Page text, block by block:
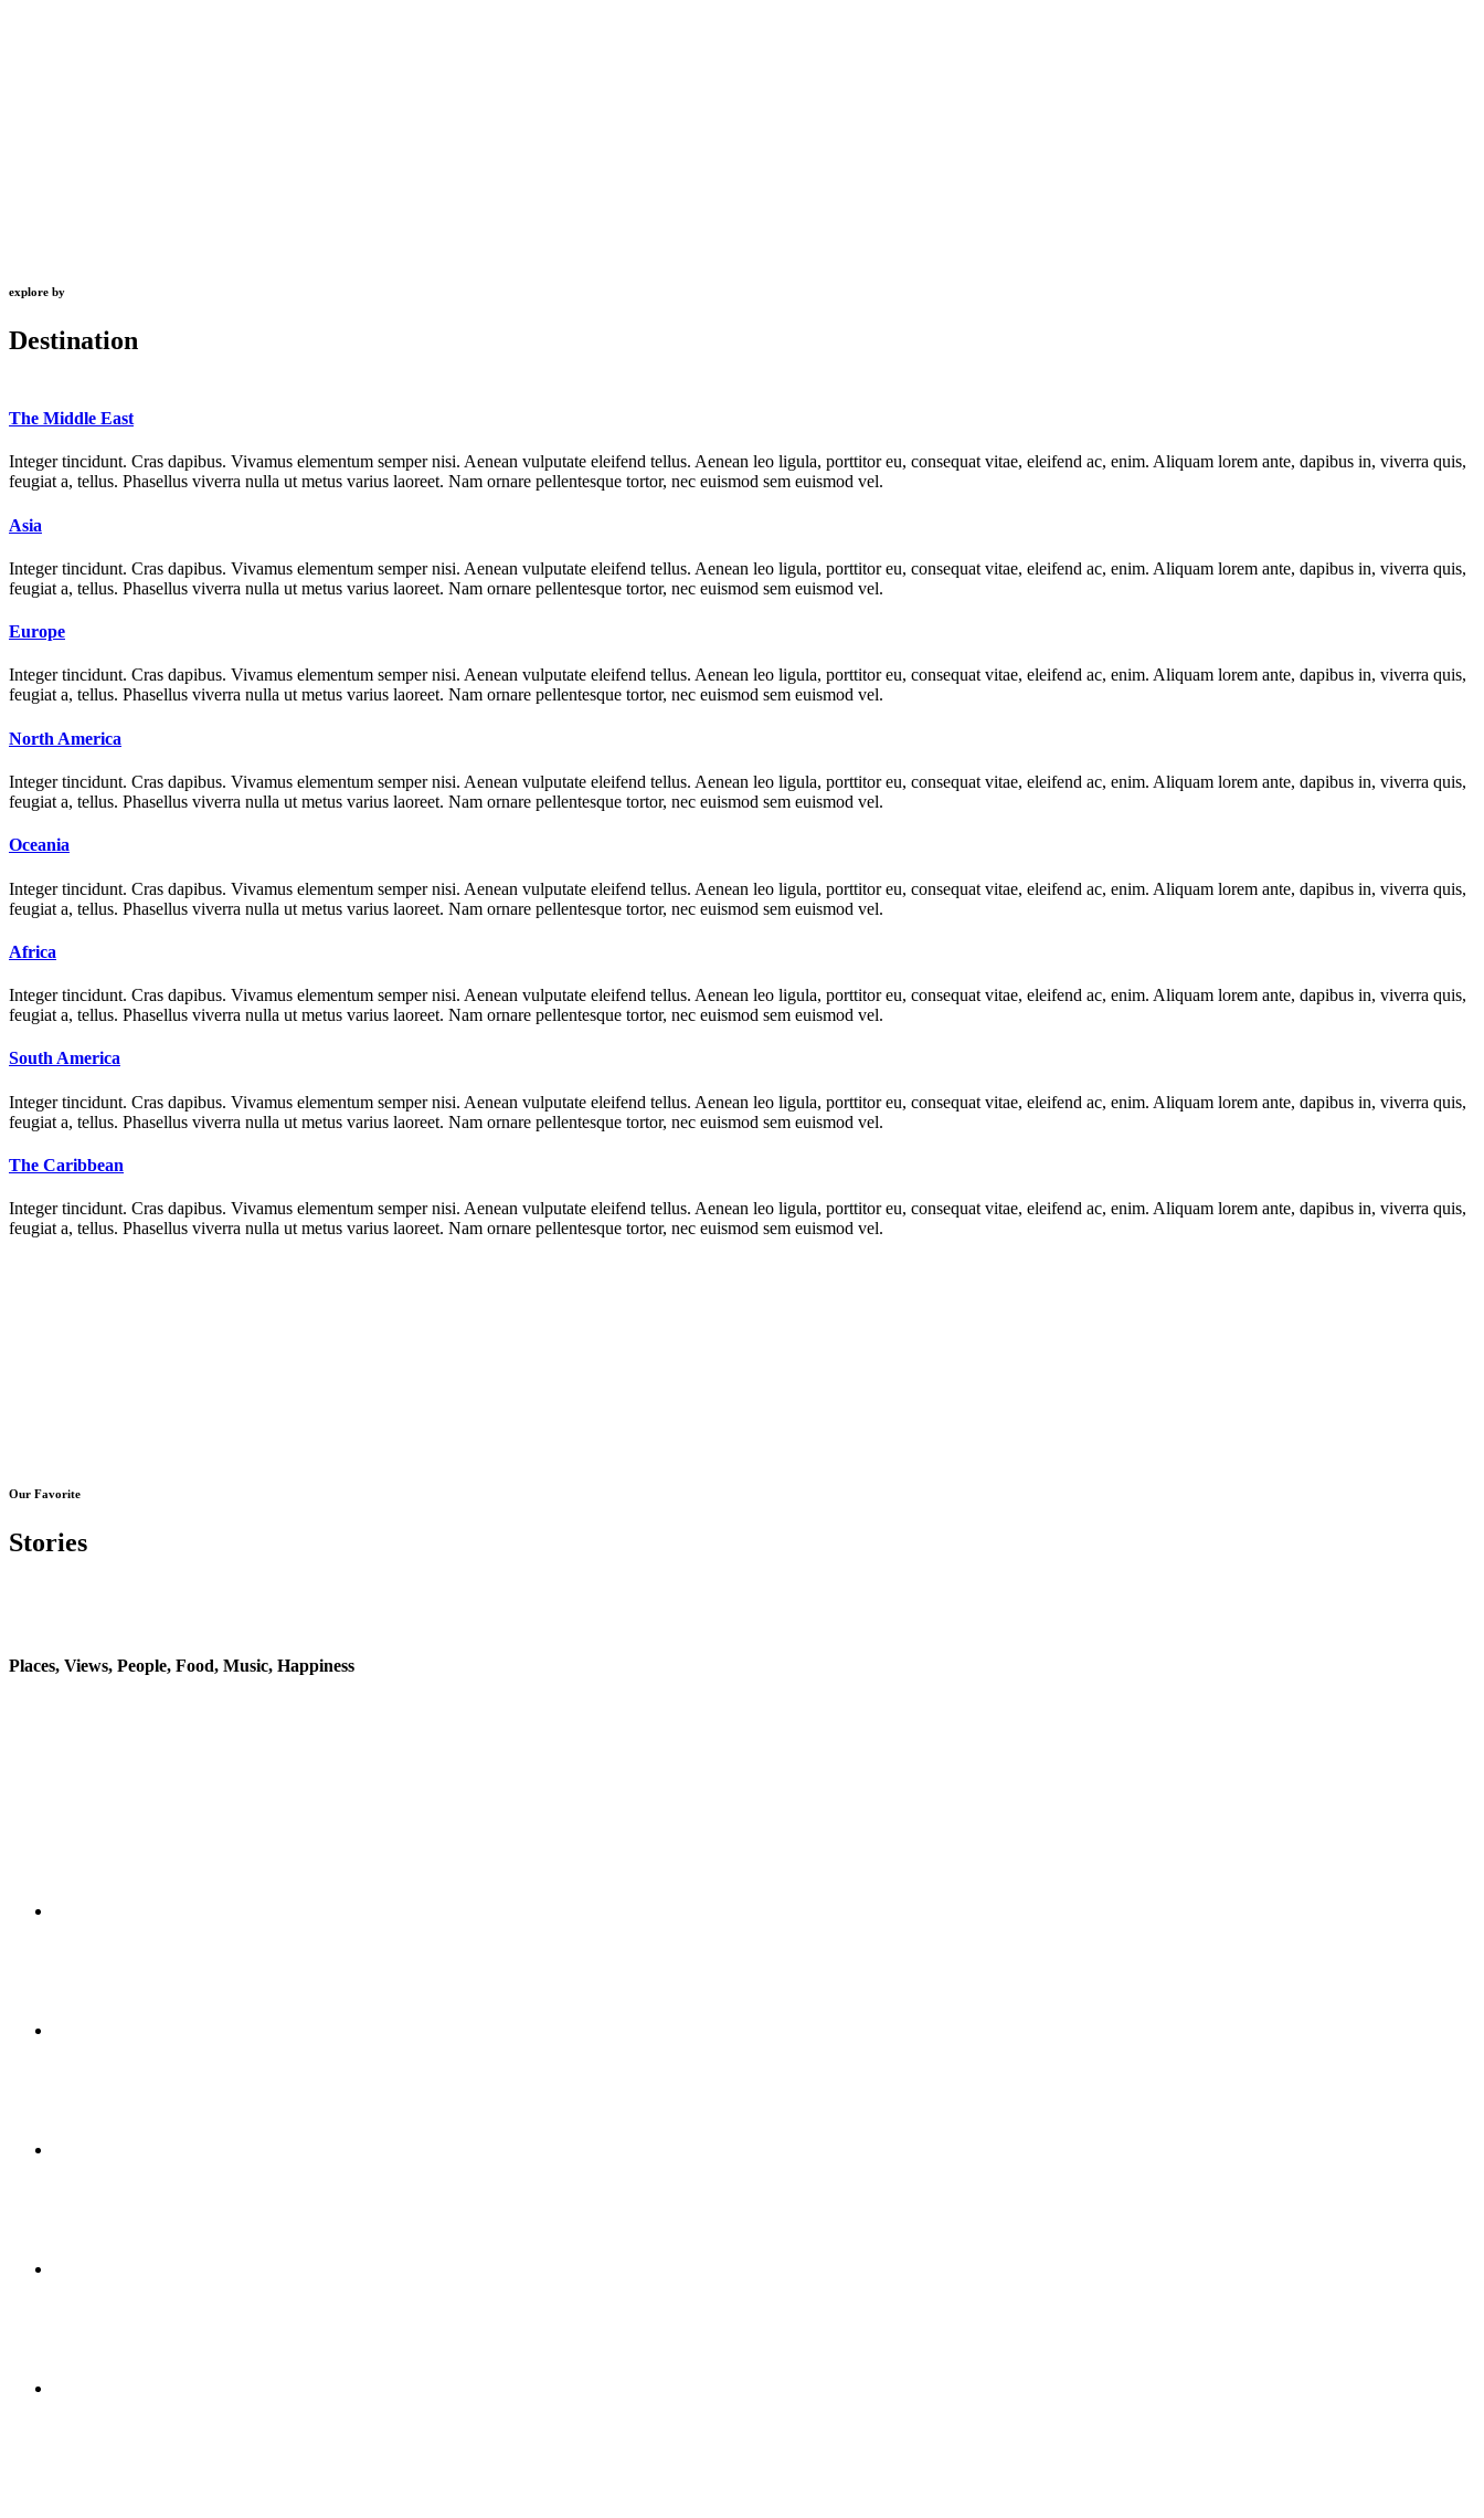
explore by
Destination
The Middle East
Integer tincidunt. Cras dapibus. Vivamus elementum semper nisi. Aenean vulputate eleifend tellus. Aenean leo ligula, porttitor eu, consequat vitae, eleifend ac, enim. Aliquam lorem ante, dapibus in, viverra quis,
feugiat a, tellus. Phasellus viverra nulla ut metus varius laoreet. Nam ornare pellentesque tortor, nec euismod sem euismod vel.
Asia
Integer tincidunt. Cras dapibus. Vivamus elementum semper nisi. Aenean vulputate eleifend tellus. Aenean leo ligula, porttitor eu, consequat vitae, eleifend ac, enim. Aliquam lorem ante, dapibus in, viverra quis,
feugiat a, tellus. Phasellus viverra nulla ut metus varius laoreet. Nam ornare pellentesque tortor, nec euismod sem euismod vel.
Europe
Integer tincidunt. Cras dapibus. Vivamus elementum semper nisi. Aenean vulputate eleifend tellus. Aenean leo ligula, porttitor eu, consequat vitae, eleifend ac, enim. Aliquam lorem ante, dapibus in, viverra quis,
feugiat a, tellus. Phasellus viverra nulla ut metus varius laoreet. Nam ornare pellentesque tortor, nec euismod sem euismod vel.
North America
Integer tincidunt. Cras dapibus. Vivamus elementum semper nisi. Aenean vulputate eleifend tellus. Aenean leo ligula, porttitor eu, consequat vitae, eleifend ac, enim. Aliquam lorem ante, dapibus in, viverra quis,
feugiat a, tellus. Phasellus viverra nulla ut metus varius laoreet. Nam ornare pellentesque tortor, nec euismod sem euismod vel.
Oceania
Integer tincidunt. Cras dapibus. Vivamus elementum semper nisi. Aenean vulputate eleifend tellus. Aenean leo ligula, porttitor eu, consequat vitae, eleifend ac, enim. Aliquam lorem ante, dapibus in, viverra quis,
feugiat a, tellus. Phasellus viverra nulla ut metus varius laoreet. Nam ornare pellentesque tortor, nec euismod sem euismod vel.
Africa
Integer tincidunt. Cras dapibus. Vivamus elementum semper nisi. Aenean vulputate eleifend tellus. Aenean leo ligula, porttitor eu, consequat vitae, eleifend ac, enim. Aliquam lorem ante, dapibus in, viverra quis,
feugiat a, tellus. Phasellus viverra nulla ut metus varius laoreet. Nam ornare pellentesque tortor, nec euismod sem euismod vel.
South America
Integer tincidunt. Cras dapibus. Vivamus elementum semper nisi. Aenean vulputate eleifend tellus. Aenean leo ligula, porttitor eu, consequat vitae, eleifend ac, enim. Aliquam lorem ante, dapibus in, viverra quis,
feugiat a, tellus. Phasellus viverra nulla ut metus varius laoreet. Nam ornare pellentesque tortor, nec euismod sem euismod vel.
The Caribbean
Integer tincidunt. Cras dapibus. Vivamus elementum semper nisi. Aenean vulputate eleifend tellus. Aenean leo ligula, porttitor eu, consequat vitae, eleifend ac, enim. Aliquam lorem ante, dapibus in, viverra quis,
feugiat a, tellus. Phasellus viverra nulla ut metus varius laoreet. Nam ornare pellentesque tortor, nec euismod sem euismod vel.
Our Favorite
Stories
Places, Views, People, Food, Music, Happiness